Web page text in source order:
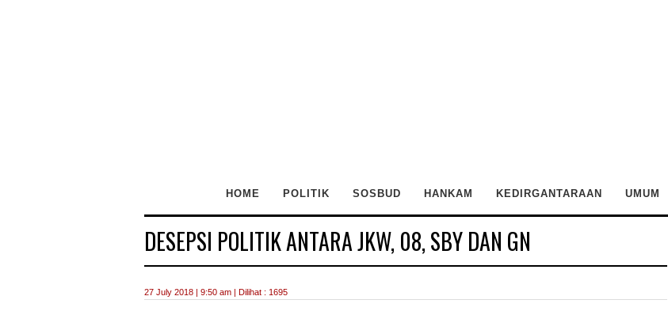
HOME POLITIK SOSBUD HANKAM KEDIRGANTARAAN UMUM
DESEPSI POLITIK ANTARA JKW, 08, SBY DAN GN
27 July 2018 | 9:50 am | Dilihat : 1695